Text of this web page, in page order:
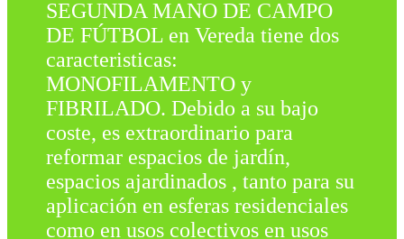
SEGUNDA MANO DE CAMPO
DE FÚTBOL en Vereda tiene dos
caracteristicas:
MONOFILAMENTO y
FIBRILADO. Debido a su bajo
coste, es extraordinario para
reformar espacios de jardín,
espacios ajardinados , tanto para su
aplicación en esferas residenciales
como en usos colectivos en usos